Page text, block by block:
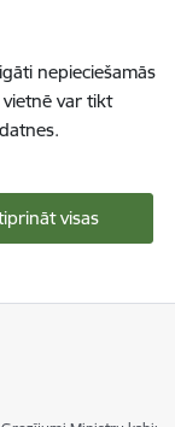
nepieciešamās
var tikt
visas